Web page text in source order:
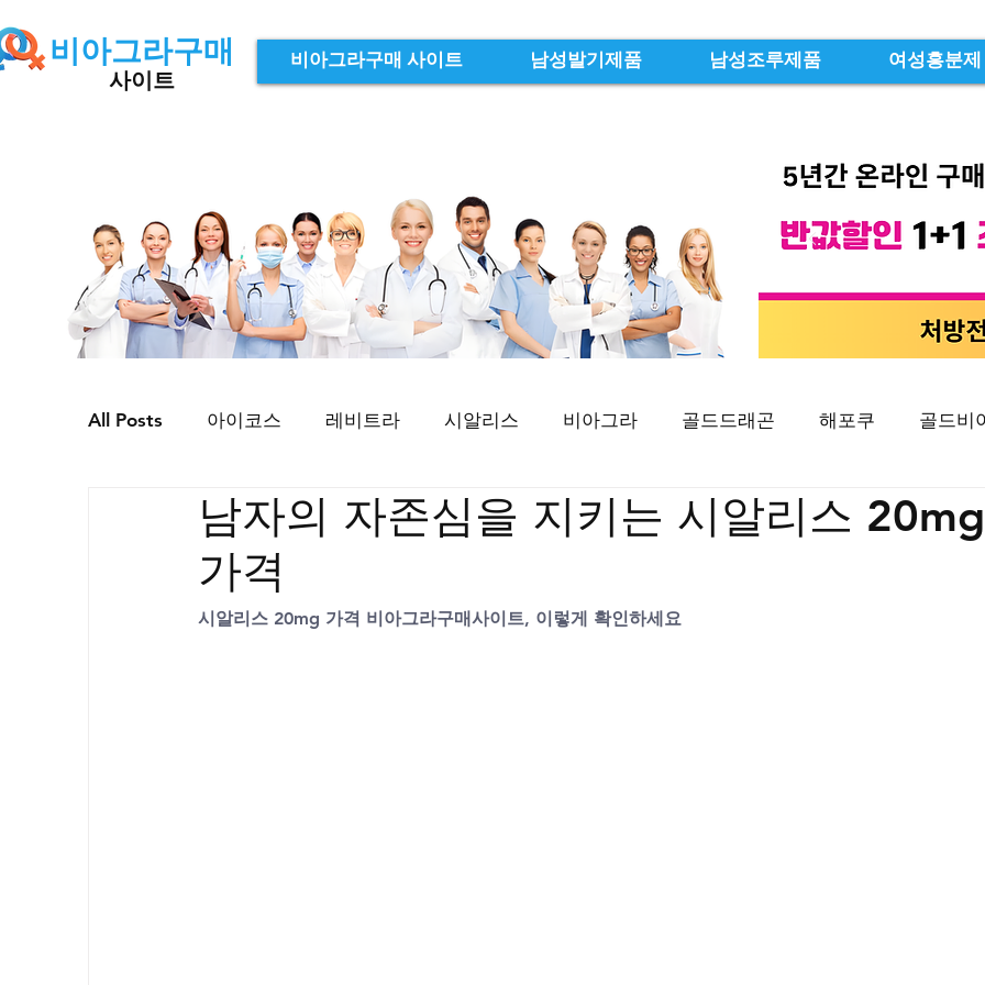
비아그라구매
사이트
비아그라구매 사이트 남성발기제품 남성조루제품 여성흥분제
All Posts 아이코스 레비트라 시알리스 비아그라 골드드래곤 해포쿠 골드비
골드시알리스 프릴리지 필름형센트립 비맥스 필름형비닉스 카마그라 칵스
프로코밀
남자의 자존심을 지키는 시알리스 20mg
가격
시알리스 20mg 가격 비아그라구매사이트, 이렇게 확인하세요